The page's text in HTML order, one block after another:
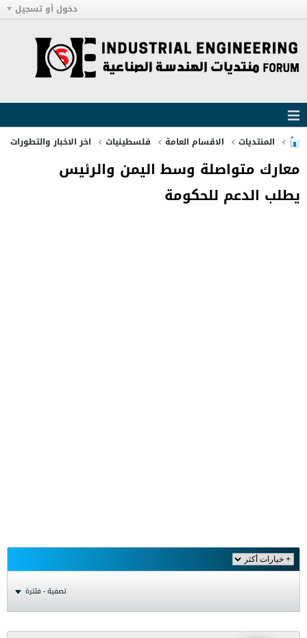
دخول أو تسجيل
المنتديات الاقسام العامة فلسطينيات اخر الاخبار والتطورات
معارك متواصلة وسط اليمن والرئيس
يطلب الدعم للحكومة
تصفية - فلترة